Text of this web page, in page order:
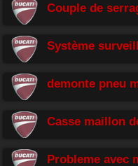
Couple de
Système
demonte pneu
Casse maillon
Probleme avec